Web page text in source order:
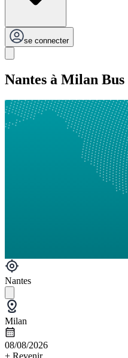
se connecter
Nantes à Milan Bus
Nantes
Milan
08/08/2026
+ Revenir